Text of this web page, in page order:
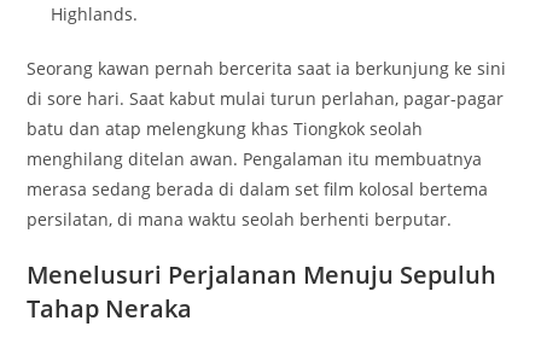
Highlands.
Seorang kawan pernah bercerita saat ia berkunjung ke sini
di sore hari. Saat kabut mulai turun perlahan, pagar-pagar
batu dan atap melengkung khas Tiongkok seolah
menghilang ditelan awan. Pengalaman itu membuatnya
merasa sedang berada di dalam set film kolosal bertema
persilatan, di mana waktu seolah berhenti berputar.
Menelusuri Perjalanan Menuju Sepuluh
Tahap Neraka